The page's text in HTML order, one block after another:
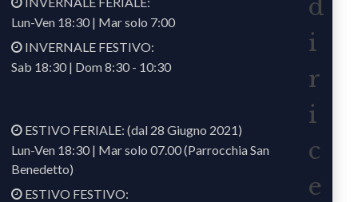
d
i
r
i
c
e
Lun-Ven 18:30 | Mar solo 7:00
INVERNALE FESTIVO:
Sab 18:30 | Dom 8:30 - 10:30
ESTIVO FERIALE: (dal 28 Giugno 2021)
Lun-Ven 18:30 | Mar solo 07.00 (Parrocchia San
Benedetto)
ESTIVO FESTIVO: